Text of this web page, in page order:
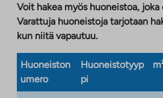
Voit hakea myös huoneistoa, joka
Varattuja huoneistoja tarjotaan
kun niitä vapautuu.
Huoneiston
umero
Huoneistotyyp
pi